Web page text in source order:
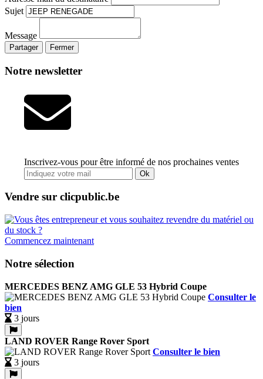
Sujet
Message
Partager Fermer
Notre newsletter
Inscrivez-vous pour être informé de nos prochaines ventes
Ok
Vendre sur clicpublic.be
Commencez maintenant
Notre sélection
MERCEDES BENZ AMG GLE 53 Hybrid Coupe
Consulter le
bien
3 jours
LAND ROVER Range Rover Sport
Consulter le bien
3 jours